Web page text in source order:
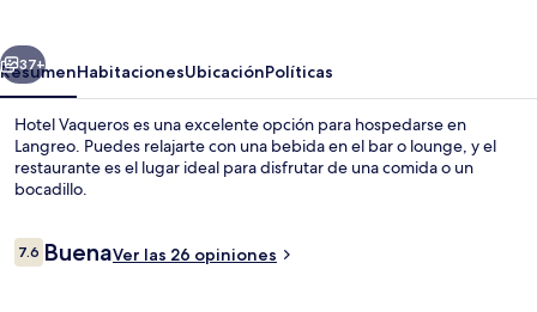
Siguiente
37+
ResumenHabitacionesUbicaciónPolíticas
Hotel Vaqueros es una excelente opción para hospedarse en
Langreo. Puedes relajarte con una bebida en el bar o lounge, y el
restaurante es el lugar ideal para disfrutar de una comida o un
bocadillo.
Opiniones
7.67.6 de 10,
BuenaVer las 26 opiniones